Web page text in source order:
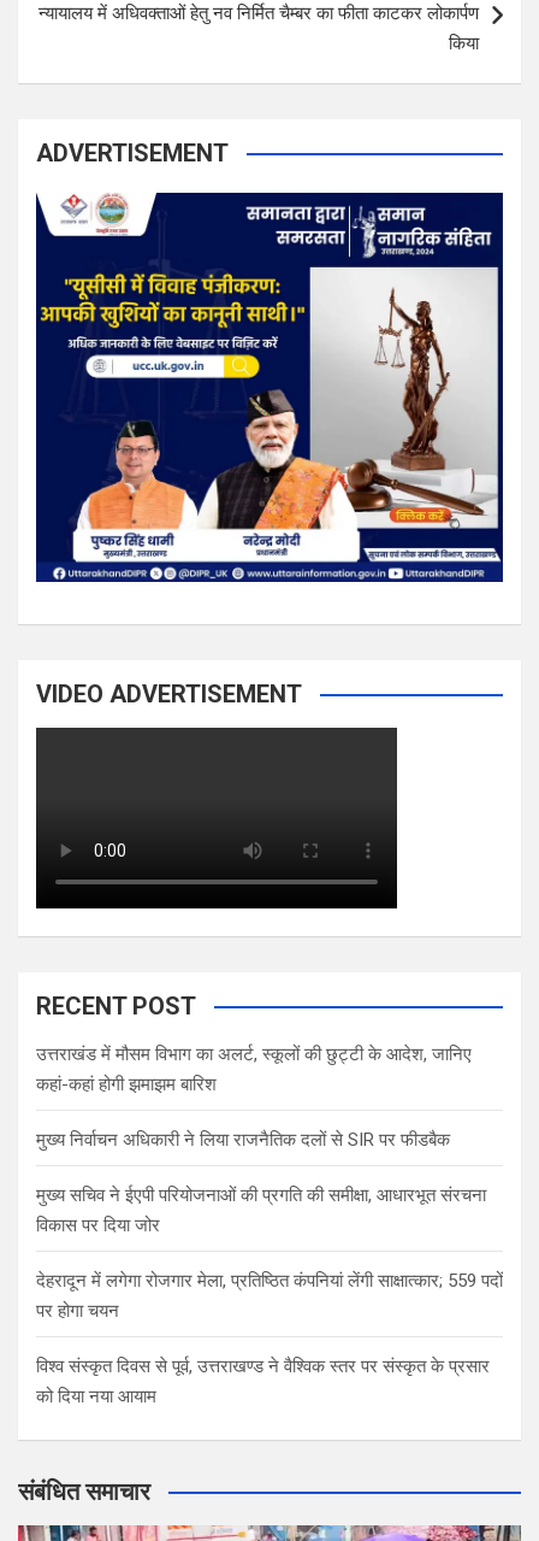
v
न्यायालय में अधिवक्ताओं हेतु नव निर्मित चैम्बर का फीता काटकर लोकार्पण
किया
ADVERTISEMENT
VIDEO ADVERTISEMENT
RECENT POST
उत्तराखंड में मौसम विभाग का अलर्ट, स्कूलों की छुट्टी के आदेश, जानिए
कहां-कहां होगी झमाझम बारिश
मुख्य निर्वाचन अधिकारी ने लिया राजनैतिक दलों से SIR पर फीडबैक
मुख्य सचिव ने ईएपी परियोजनाओं की प्रगति की समीक्षा, आधारभूत संरचना
विकास पर दिया जोर
देहरादून में लगेगा रोजगार मेला, प्रतिष्ठित कंपनियां लेंगी साक्षात्कार; 559 पदों
पर होगा चयन
विश्व संस्कृत दिवस से पूर्व, उत्तराखण्ड ने वैश्विक स्तर पर संस्कृत के प्रसार
को दिया नया आयाम
संबंधित समाचार